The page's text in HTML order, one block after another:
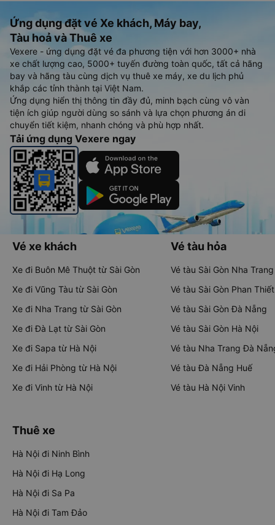
Ứng dụng đặt vé Xe khách, Máy bay,
Tàu hoả và Thuê xe
Vexere - ứng dụng đặt vé đa phương tiện với hơn 3000+ nhà
xe chất lượng cao, 5000+ tuyến đường toàn quốc, tất cả hãng
bay và hãng tàu cùng dịch vụ thuê xe máy, xe du lịch phủ
khắp các tỉnh thành tại Việt Nam.
Ứng dụng hiển thị thông tin đầy đủ, minh bạch cùng vô vàn
tiện ích giúp người dùng so sánh và lựa chọn phương án di
chuyển tiết kiệm, nhanh chóng và phù hợp nhất.
Tải ứng dụng Vexere ngay
Vé xe khách
Xe đi Buôn Mê Thuột từ Sài Gòn
Xe đi Vũng Tàu từ Sài Gòn
Xe đi Nha Trang từ Sài Gòn
Xe đi Đà Lạt từ Sài Gòn
Xe đi Sapa từ Hà Nội
Xe đi Hải Phòng từ Hà Nội
Xe đi Vinh từ Hà Nội
Vé tàu hỏa
Vé tàu Sài Gòn Nha Trang
Vé tàu Sài Gòn Phan Thiết
Vé tàu Sài Gòn Đà Nẵng
Vé tàu Sài Gòn Hà Nội
Vé tàu Nha Trang Đà
Vé tàu Đà Nẵng Huế
Vé tàu Hà Nội Vinh
Thuê xe
Hà Nội đi Ninh Bình
Hà Nội đi Hạ Long
Hà Nội đi Sa Pa
Hà Nội đi Tam Đảo